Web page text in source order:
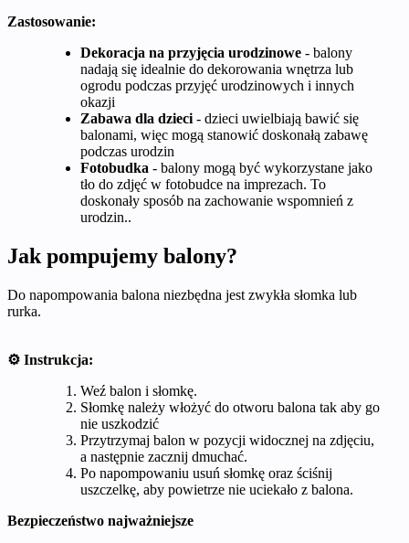
Zastosowanie:
Dekoracja na przyjęcia urodzinowe - balony
nadają się idealnie do dekorowania wnętrza lub
ogrodu podczas przyjęć urodzinowych i innych
okazji
Zabawa dla dzieci - dzieci uwielbiają bawić się
balonami, więc mogą stanowić doskonałą zabawę
podczas urodzin
Fotobudka - balony mogą być wykorzystane jako
tło do zdjęć w fotobudce na imprezach. To
doskonały sposób na zachowanie wspomnień z
urodzin..
Jak pompujemy balony?
Do napompowania balona niezbędna jest zwykła słomka lub
rurka.
⚙️ Instrukcja:
Weź balon i słomkę.
Słomkę należy włożyć do otworu balona tak aby go
nie uszkodzić
Przytrzymaj balon w pozycji widocznej na zdjęciu,
a następnie zacznij dmuchać.
Po napompowaniu usuń słomkę oraz ściśnij
uszczelkę, aby powietrze nie uciekało z balona.
Bezpieczeństwo najważniejsze